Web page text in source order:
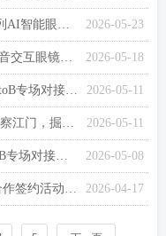
2026-05-23
智驭未来·交互无界 | 智驭交互X1系列AI智能眼镜在广州发布
2026-05-18
智驭未来·交互无界 | 5月22日智能语音交互眼镜新品发布会诚邀莅临！
2026-05-11
媒体报道 | “广货行天下”半导体产业toB专场对接活动在江门举行
2026-05-11
媒体报道 | 大湾区半导体企业组团考察江门，掘金产业“芯”蓝海
2026-05-08
“广货行天下”夏季行动半导体产业toB专场对接活动在江门成功举办！
2026-04-17
光芯片发展工作座谈会暨赋能对接合作签约活动成功举办！